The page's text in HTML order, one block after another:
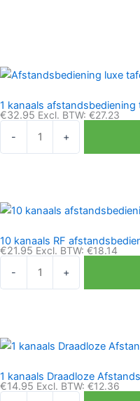
1 kanaals
€32.95 Excl. BTW: €27.23
-
zwart
+
10 kanaals RF
€21.95 Excl. BTW: €18.14
-
aantal
+
1 kanaals Draadloze
€14.95 Excl. BTW: €12.36